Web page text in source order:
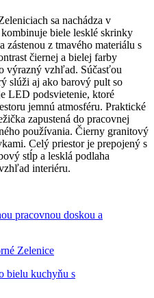
sa nachádza v
biele lesklé skrinky
zástenou z tmavého materiálu s
čiernej a bielej farby
výrazný vzhľad. Súčasťou
slúži aj ako barový pult so
LED podsvietenie, ktoré
jemnú atmosféru. Praktické
zapustená do pracovnej
používania. Čierny granitový
Celý priestor je prepojený s
stĺp a lesklá podlaha
interiéru.